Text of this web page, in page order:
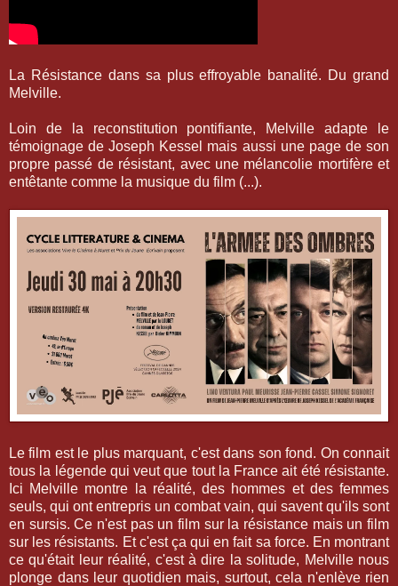
La Résistance dans sa plus effroyable banalité. Du grand
Melville.
Loin de la reconstitution pontifiante, Melville adapte le
témoignage de Joseph Kessel mais aussi une page de son
propre passé de résistant, avec une mélancolie mortifère et
entêtante comme la musique du film (...).
Le film est le plus marquant, c'est dans son fond. On connait
tous la légende qui veut que tout la France ait été résistante.
Ici Melville montre la réalité, des hommes et des femmes
seuls, qui ont entrepris un combat vain, qui savent qu'ils sont
en sursis. Ce n'est pas un film sur la résistance mais un film
sur les résistants. Et c'est ça qui en fait sa force. En montrant
ce qu'était leur réalité, c'est à dire la solitude, Melville nous
plonge dans leur quotidien mais, surtout, cela n'enlève rien